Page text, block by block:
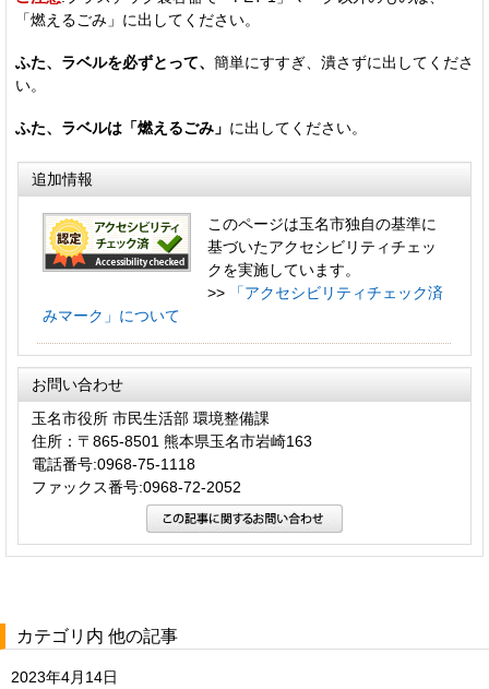
「燃えるごみ」に出してください。
ふた、ラベルを必ずとって、 簡単にすすぎ、潰さずに出してくださ
い。
ふた、ラベルは「燃えるごみ」 に出してください。
追加情報
このページは玉名市独自の基準に
基づいたアクセシビリティチェッ
クを実施しています。
>>
「アクセシビリティチェック済
みマーク」について
お問い合わせ
玉名市役所 市民生活部 環境整備課
住所：〒865-8501 熊本県玉名市岩崎163
電話番号:0968-75-1118
ファックス番号:0968-72-2052
カテゴリ内 他の記事
2023年4月14日